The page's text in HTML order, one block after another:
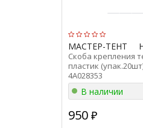
МАСТЕР-ТЕНТ
Скоба крепления
пластик
4A028353
В наличии
950 ₽